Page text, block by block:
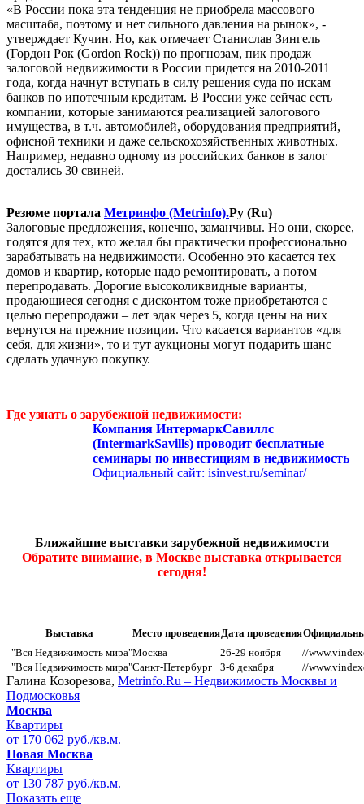
«В России пока эта тенденция не приобрела массового
масштаба, поэтому и нет сильного давления на рынок», -
утверждает Кучин. Но, как отмечает Станислав Зингель
(Гордон Рок (Gordon Rock)) по прогнозам, пик продаж
залоговой недвижимости в России придется на 2010-2011
года, когда начнут вступать в силу решения суда по искам
банков по ипотечным кредитам. В России уже сейчас есть
компании, которые занимаются реализацией залогового
имущества, в т.ч. автомобилей, оборудования предприятий,
офисной техники и даже сельскохозяйственных животных.
Например, недавно одному из российских банков в залог
достались 30 свиней.
Резюме портала Метринфо (Metrinfo).Ру (Ru)
Залоговые предложения, конечно, заманчивы. Но они, скорее,
годятся для тех, кто желал бы практически профессионально
зарабатывать на недвижимости. Особенно это касается тех
домов и квартир, которые надо ремонтировать, а потом
перепродавать. Дорогие высоколиквидные варианты,
продающиеся сегодня с дисконтом тоже приобретаются с
целью перепродажи – лет эдак через 5, когда цены на них
вернутся на прежние позиции. Что касается вариантов «для
себя, для жизни», то и тут аукционы могут подарить шанс
сделать удачную покупку.
Где узнать о зарубежной недвижимости:
Компания ИнтермаркСавиллс
(IntermarkSavills) проводит бесплатные
семинары по инвестициям в недвижимость
Официальный сайт: isinvest.ru/seminar/
Ближайшие выставки зарубежной недвижимости
Обратите внимание, в Москве выставка открывается
сегодня!
Выставка Место проведенияДата проведения
"Вся Недвижимость мира"Москва 26-29 ноября
//
"Вся Недвижимость мира"Санкт-Петербург 3-6 декабря //
Галина Козорезова, Metrinfo.Ru – Недвижимость Москвы и
Подмосковья
Москва
Квартиры
от 170 062 руб./кв.м.
Новая Москва
Квартиры
от 130 787 руб./кв.м.
Показать еще